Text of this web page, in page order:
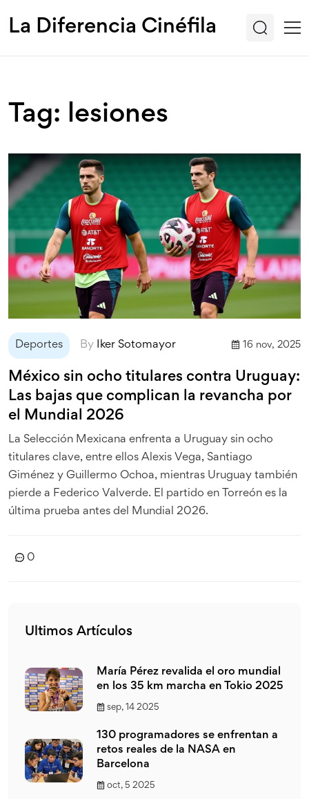
La Diferencia Cinéfila
Tag: lesiones
Deportes By Iker Sotomayor 16 nov, 2025
México sin ocho titulares contra Uruguay:
Las bajas que complican la revancha por
el Mundial 2026
La Selección Mexicana enfrenta a Uruguay sin ocho
titulares clave, entre ellos Alexis Vega, Santiago
Giménez y Guillermo Ochoa, mientras Uruguay también
pierde a Federico Valverde. El partido en Torreón es la
última prueba antes del Mundial 2026.
0
Ultimos Artículos
María Pérez revalida el oro mundial
en los 35 km marcha en Tokio 2025
sep, 14 2025
130 programadores se enfrentan a
retos reales de la NASA en
Barcelona
oct, 5 2025